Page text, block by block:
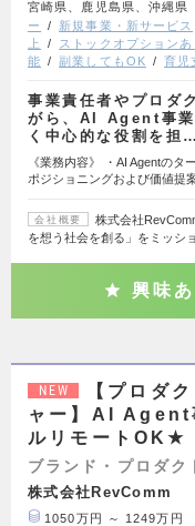
宮崎県、鹿児島県、沖縄県
ー
新規事業・新サービス
上
ストックオプションあ
能
副業してもOK 育児
事業責任者やプロダ
がら、AI Agent事業
く中心的な役割を担…
《業務内容》 ・AI Agentの
ポジショニングおよび価値提
会社概要
株式会社
を想う社会を創る」をミッシ
興味あ
NEW
【プロダ
ャー】AI Agent
ルリモートOK★
ブランド・プロダク
株式会社RevComm
1050万円 ～ 1249万円